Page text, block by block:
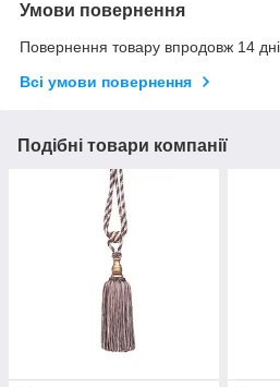
Умови повернення
Повернення товару впродовж 14
Всі умови повернення
Подібні товари компанії